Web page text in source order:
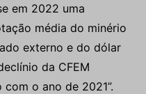
em 2022 uma
média do minério
externo e do dólar
da CFEM
o ano de 2021”.